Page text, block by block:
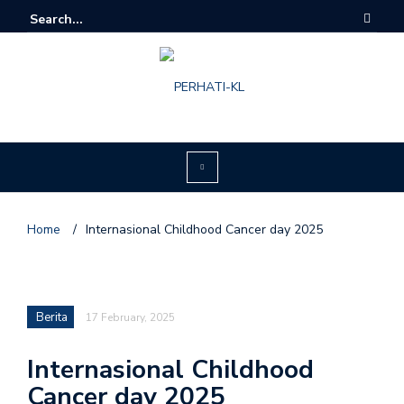
Home / Internasional Childhood Cancer day 2025
Berita 17 February, 2025
Internasional Childhood
Cancer day 2025